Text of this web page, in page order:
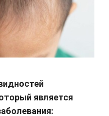
является